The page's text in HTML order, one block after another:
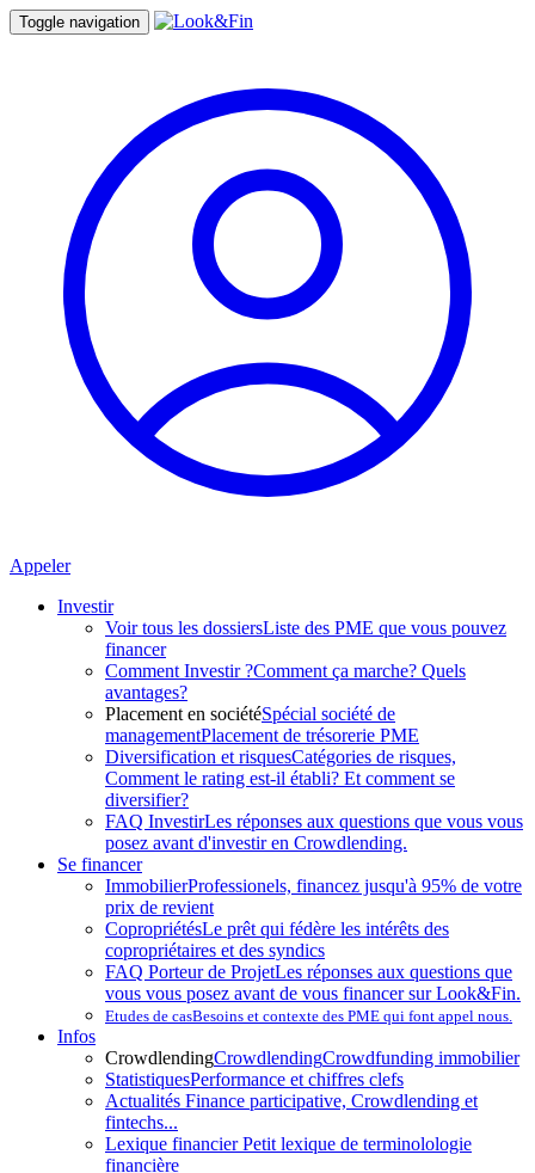
Toggle navigation
Appeler
Investir
Voir tous les dossiersListe des PME que vous pouvez
financer
Comment Investir ?Comment ça marche? Quels
avantages?
Placement en sociétéSpécial société de
managementPlacement de trésorerie PME
Diversification et risquesCatégories de risques,
Comment le rating est-il établi? Et comment se
diversifier?
FAQ InvestirLes réponses aux questions que vous vous
posez avant d'investir en Crowdlending.
Se financer
ImmobilierProfessionels, financez jusqu'à 95% de votre
prix de revient
CopropriétésLe prêt qui fédère les intérêts des
copropriétaires et des syndics
FAQ Porteur de ProjetLes réponses aux questions que
vous vous posez avant de vous financer sur Look&Fin.
Etudes de casBesoins et contexte des PME qui font appel nous.
Infos
CrowdlendingCrowdlendingCrowdfunding immobilier
StatistiquesPerformance et chiffres clefs
Actualités Finance participative, Crowdlending et
fintechs...
Lexique financierPetit lexique de terminolologie
financière